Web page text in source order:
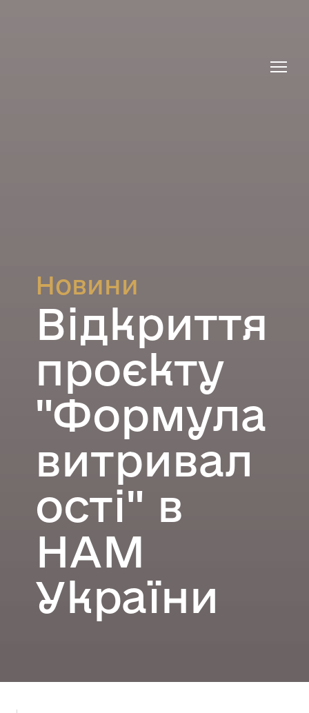
Новини
Відкриття
проєкту
"Формула
витривал
ості" в
НАМ
України